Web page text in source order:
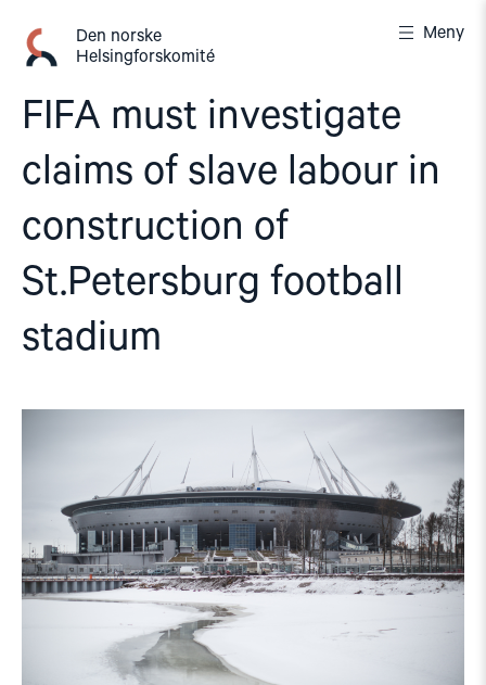
innhold
Den norske
Helsingforskomité
Meny
FIFA must investigate
claims of slave labour in
construction of
St.Petersburg football
stadium